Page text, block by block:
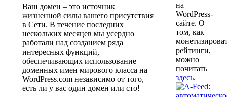
Ваш домен – это источник
жизненной силы вашего присутствия
в Сети. В течение последних
нескольких месяцев мы усердно
работали над созданием ряда
интересных функций,
обеспечивающих использование
доменных имен мирового класса на
WordPress.com независимо от того,
есть ли у вас один домен или сто!
на
WordPress-
сайте. О
том, как
рейтинги,
можно
почитать
здесь.